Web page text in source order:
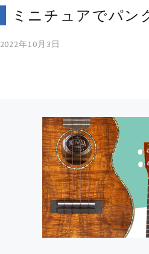
ミニチュアでパン
2022年10月3日